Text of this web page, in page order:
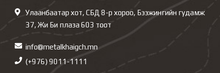
Улаанбаатар хот, СБД 8-р хороо, Бээжингийн гудамж
37, Жи Би плаза 603 тоот
info@metalkhaigch.mn
(+976) 9011-1111